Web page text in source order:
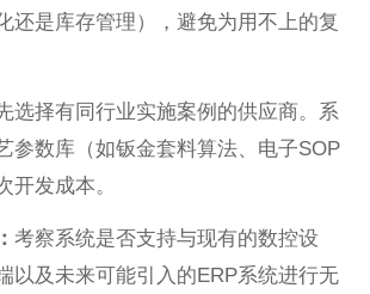
还是库存管理），避免为用不上的复
选择有同行业实施案例的供应商。系
参数库（如钣金套料算法、电子SOP
开发成本。
考察系统是否支持与现有的数控设
以及未来可能引入的ERP系统进行无